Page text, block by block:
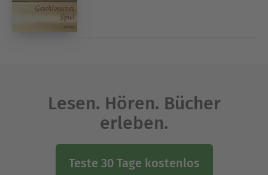
Lesen. Hören. Bücher
erleben.
Teste 30 Tage kostenlos